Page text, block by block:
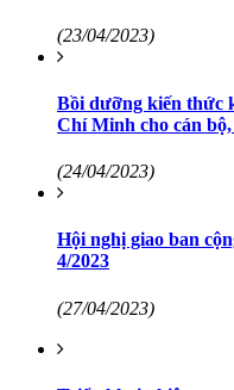
(23/04/2023)
Bồi dưỡng kiến thức
Chí Minh cho cán
(24/04/2023)
Hội nghị giao ban
4/2023
(27/04/2023)